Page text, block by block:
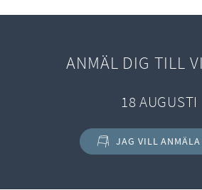
ANMÄL DIG TILL
18 AUGUSTI
JAG VILL